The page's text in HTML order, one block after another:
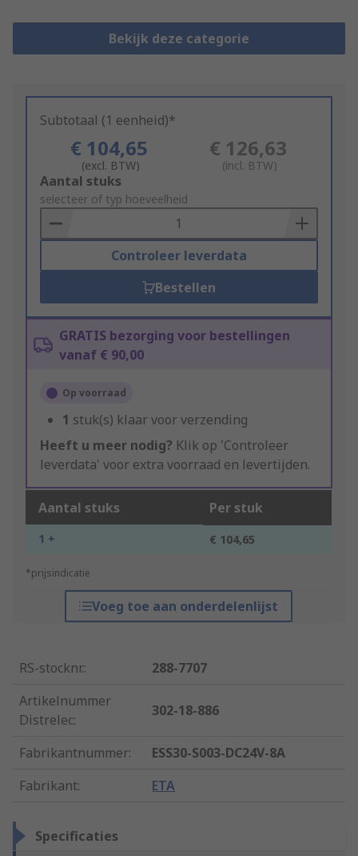
Bekijk deze categorie
Subtotaal (1 eenheid)*
€ 104,65
(excl. BTW)
€ 126,63
(incl. BTW)
Add
to
Basket
Aantal stuks
selecteer of typ hoeveelheid
Controleer leverdata
Bestellen
GRATIS bezorging voor bestellingen
vanaf € 90,00
Op voorraad
1 stuk(s) klaar voor verzending
Heeft u meer nodig? Klik op 'Controleer
leverdata' voor extra voorraad en levertijden.
Aantal stuks Per stuk
1 + € 104,65
*prijsindicatie
Voeg toe aan onderdelenlijst
RS-stocknr.:
288-7707
Artikelnummer
Distrelec:
302-18-886
Fabrikantnummer:
ESS30-S003-DC24V-8A
Fabrikant: ETA
Specificaties